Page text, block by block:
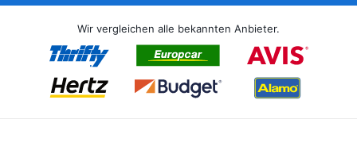
Wir vergleichen alle bekannten Anbieter.